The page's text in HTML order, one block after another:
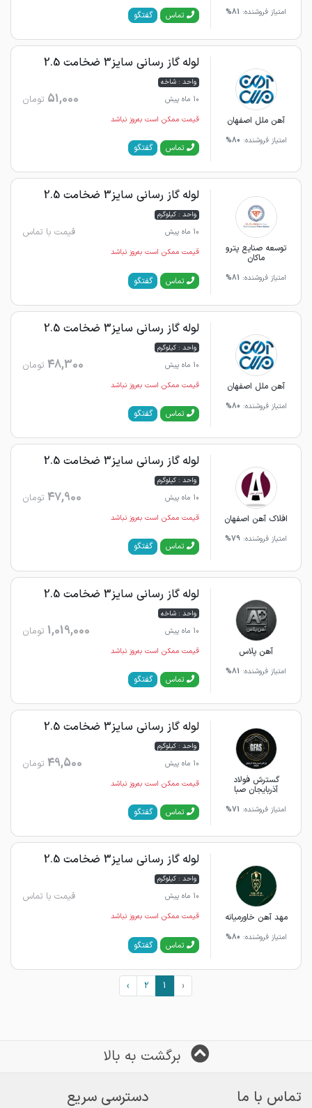
امتیاز فروشنده: 81% تماس گفتگو
آهن ملل اصفهان
امتیاز فروشنده: 80%
لوله گاز رسانی سایز3 ضخامت 2.5
واحد : شاخه
10 ماه پیش
51,000 تومان
قیمت ممکن است به‌روز نباشد
تماس گفتگو
توسعه صنایع پترو
ماکان
امتیاز فروشنده: 81%
لوله گاز رسانی سایز3 ضخامت 2.5
واحد : کیلوگرم
10 ماه پیش
قیمت با تماس
قیمت ممکن است به‌روز نباشد
تماس گفتگو
آهن ملل اصفهان
امتیاز فروشنده: 80%
لوله گاز رسانی سایز3 ضخامت 2.5
واحد : کیلوگرم
10 ماه پیش
48,300 تومان
قیمت ممکن است به‌روز نباشد
تماس گفتگو
افلاک آهن اصفهان
امتیاز فروشنده: 79%
لوله گاز رسانی سایز3 ضخامت 2.5
واحد : کیلوگرم
10 ماه پیش
47,900 تومان
قیمت ممکن است به‌روز نباشد
تماس گفتگو
آهن پلاس
امتیاز فروشنده: 81%
لوله گاز رسانی سایز3 ضخامت 2.5
واحد : شاخه
10 ماه پیش
1,019,000 تومان
قیمت ممکن است به‌روز نباشد
تماس گفتگو
گسترش فولاد
آذربایجان صبا
امتیاز فروشنده: 71%
لوله گاز رسانی سایز3 ضخامت 2.5
واحد : کیلوگرم
10 ماه پیش
49,500 تومان
قیمت ممکن است به‌روز نباشد
تماس گفتگو
مهد آهن خاورمیانه
امتیاز فروشنده: 80%
لوله گاز رسانی سایز3 ضخامت 2.5
واحد : کیلوگرم
10 ماه پیش
قیمت با تماس
قیمت ممکن است به‌روز نباشد
تماس گفتگو
‹
1
2
›
برگشت به بالا
تماس با ما
دسترسی سریع